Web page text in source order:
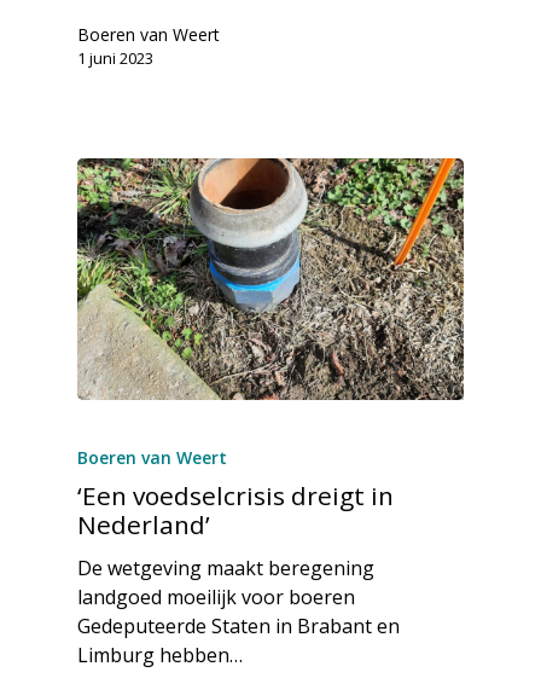
Boeren van Weert
1 juni 2023
Boeren van Weert
‘Een voedselcrisis dreigt in
Nederland’
De wetgeving maakt beregening
landgoed moeilijk voor boeren
Gedeputeerde Staten in Brabant en
Limburg hebben…